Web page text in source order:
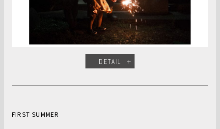
DETAIL
FIRST SUMMER